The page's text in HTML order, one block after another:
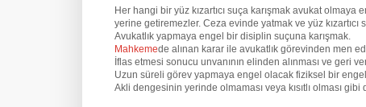
Her hangi bir yüz kızartıcı suça karışmak avukat
yerine getiremezler. Ceza evinde yatmak ve yüz
Avukatlık yapmaya engel bir disiplin suçuna karışmak.
Mahkemede alınan karar ile avukatlık görevinden men
İflas etmesi sonucu unvanının elinden alınması ve geri
Uzun süreli görev yapmaya engel olacak fiziksel bir
Akli dengesinin yerinde olmaması veya kısıtlı olması